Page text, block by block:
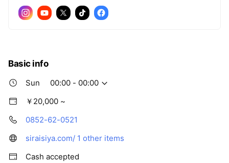
した のでお参りされ､そのご縁からかご結婚が決
まられたそうで､わざわざご宿 泊にお見えになっ
Basic info
Sun
00:00 - 00:00
￥20,000 ~
0852-62-0521
siraisiya.com/ 1 other items
Cash accepted